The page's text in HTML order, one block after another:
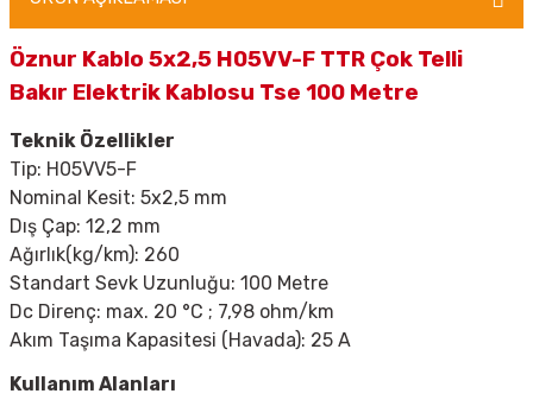
Öznur Kablo 5x2,5 H05VV-F TTR Çok Telli
Bakır Elektrik Kablosu Tse 100 Metre
Teknik Özellikler
Tip: H05VV5-F
Nominal Kesit: 5x2,5 mm
Dış Çap: 12,2 mm
Ağırlık(kg/km): 260
Standart Sevk Uzunluğu: 100 Metre
Dc Direnç: max. 20 °C ; 7,98 ohm/km
Akım Taşıma Kapasitesi (Havada): 25 A
Kullanım Alanları